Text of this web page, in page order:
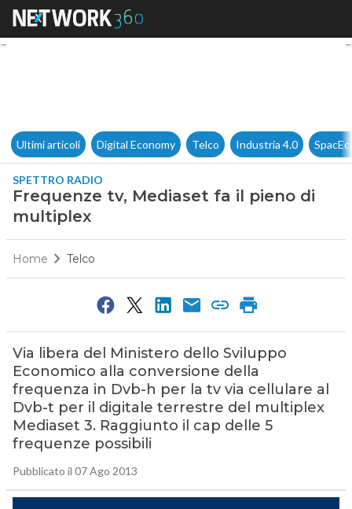
Frequenze tv, Mediaset fa il
Ultimi articoli Digital Economy Telco Industria 4.0
SPETTRO RADIO
Frequenze tv, Mediaset fa il pieno di
multiplex
Home Telco
Via libera del Ministero dello Sviluppo
Economico alla conversione della
frequenza in Dvb-h per la tv via cellulare al
Dvb-t per il digitale terrestre del multiplex
Mediaset 3. Raggiunto il cap delle 5
frequenze possibili
Pubblicato il 07 Ago 2013